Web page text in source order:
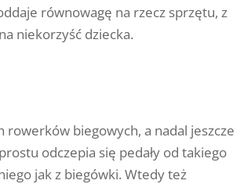
równowagę na rzecz sprzętu, z
niekorzyść dziecka.
rowerków biegowych, a nadal jeszcze
odczepia się pedały od takiego
jak z biegówki. Wtedy też